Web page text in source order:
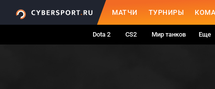
МАТЧИ ТУРНИРЫ
Dota 2 CS2 Мир танков Еще